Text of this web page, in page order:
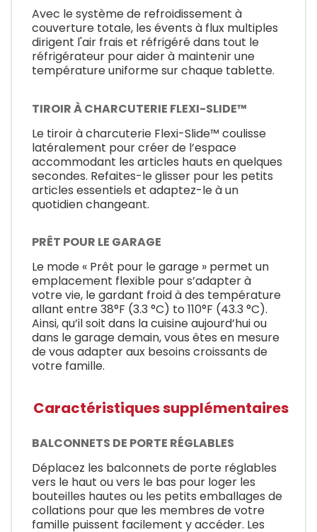
Avec le système de refroidissement à
couverture totale, les évents à flux multiples
dirigent l'air frais et réfrigéré dans tout le
réfrigérateur pour aider à maintenir une
température uniforme sur chaque tablette.
TIROIR À CHARCUTERIE FLEXI-SLIDE™
Le tiroir à charcuterie Flexi-Slide™ coulisse
latéralement pour créer de l’espace
accommodant les articles hauts en quelques
secondes. Refaites-le glisser pour les petits
articles essentiels et adaptez-le à un
quotidien changeant.
PRÊT POUR LE GARAGE
Le mode « Prêt pour le garage » permet un
emplacement flexible pour s’adapter à
votre vie, le gardant froid à des température
allant entre 38°F (3.3 °C) to 110°F (43.3 °C).
Ainsi, qu’il soit dans la cuisine aujourd’hui ou
dans le garage demain, vous êtes en mesure
de vous adapter aux besoins croissants de
votre famille.
Caractéristiques supplémentaires
BALCONNETS DE PORTE RÉGLABLES
Déplacez les balconnets de porte réglables
vers le haut ou vers le bas pour loger les
bouteilles hautes ou les petits emballages de
collations pour que les membres de votre
famille puissent facilement y accéder. Les